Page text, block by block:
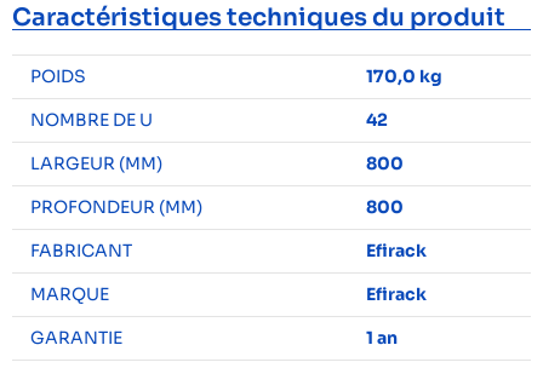
Caractéristiques techniques du produit
POIDS
170,0 kg
NOMBRE DE U
42
LARGEUR (MM)
800
PROFONDEUR (MM)
800
FABRICANT
Efirack
MARQUE
Efirack
GARANTIE
1 an